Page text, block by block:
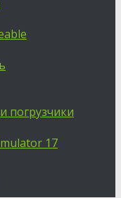
погрузчики
17